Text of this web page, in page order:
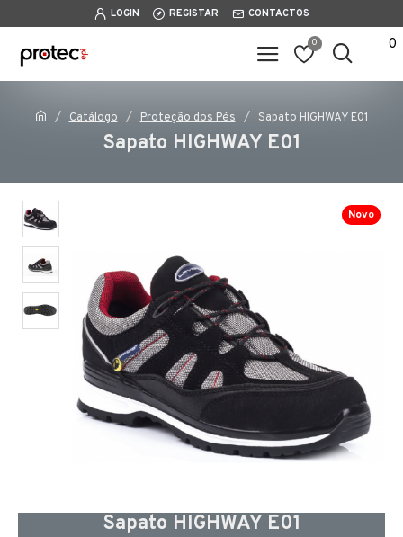
LOGIN REGISTAR CONTACTOS
0 0
Catálogo Proteção dos Pés Sapato HIGHWAY E01
Sapato HIGHWAY E01
Novo
Sapato HIGHWAY E01